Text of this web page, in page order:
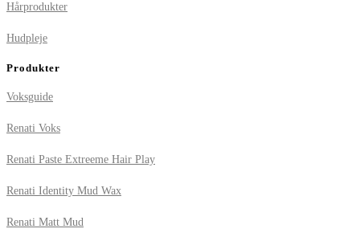
Hårprodukter
Hudpleje
Produkter
Voksguide
Renati Voks
Renati Paste Extreeme Hair Play
Renati Identity Mud Wax
Renati Matt Mud